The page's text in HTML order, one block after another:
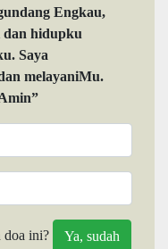
Engkau,
dan hidupku
Saya
melayaniMu.
doa ini?